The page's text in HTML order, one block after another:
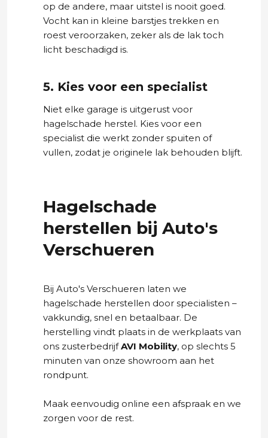
op de andere, maar uitstel is nooit goed.
Vocht kan in kleine barstjes trekken en
roest veroorzaken, zeker als de lak toch
licht beschadigd is.
5. Kies voor een specialist
Niet elke garage is uitgerust voor
hagelschade herstel. Kies voor een
specialist die werkt zonder spuiten of
vullen, zodat je originele lak behouden blijft.
Hagelschade
herstellen bij Auto's
Verschueren
Bij Auto's Verschueren laten we
hagelschade herstellen door specialisten –
vakkundig, snel en betaalbaar. De
herstelling vindt plaats in de werkplaats van
ons zusterbedrijfAVI Mobility, op slechts 5
minuten van onze showroom aan het
rondpunt.
Maak eenvoudig online een afspraak en we
zorgen voor de rest.